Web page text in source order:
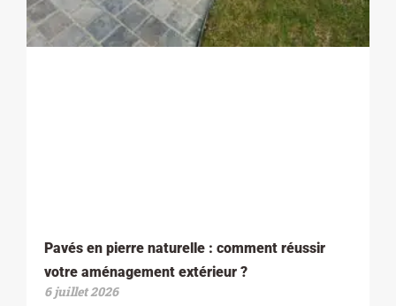
Pavés en pierre naturelle : comment réussir
votre aménagement extérieur ?
6 juillet 2026